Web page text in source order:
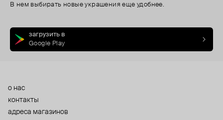
В нем выбирать новые украшения еще удобнее.
загрузить в
Google Play
о нас
контакты
адреса магазинов